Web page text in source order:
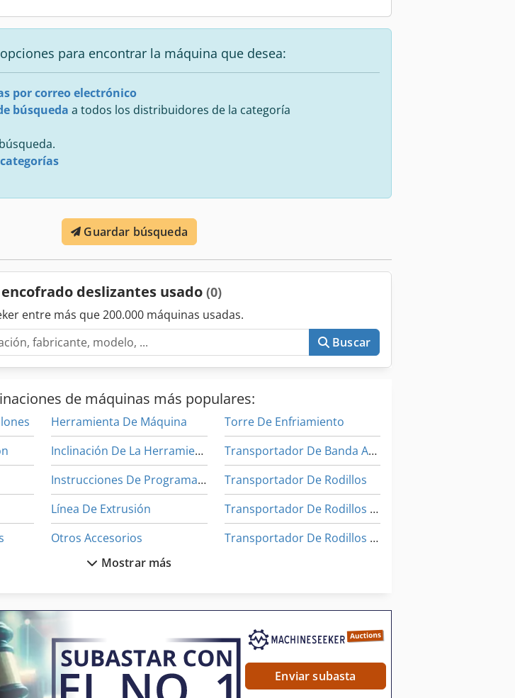
para encontrar la máquina que desea:
por correo electrónico
búsqueda a todos los distribuidores de la categoría
categorías
Guardar búsqueda
deslizantes usado (0)
entre más que 200.000 máquinas usadas.
Buscar
de máquinas más populares:
Herramienta De Máquina
Inclinación De La Herramienta De Máquina
Instrucciones De Programación
Línea De Extrusión
Otros Accesorios
Sostenedor De Herramienta Accionada
Torre De Enfriamiento
Transportador De Banda Articulada
Transportador De Rodillos
Transportador De Rodillos De Servicio Pesado
Transportador De Rodillos Motorizados
Mostrar más
Enviar subasta